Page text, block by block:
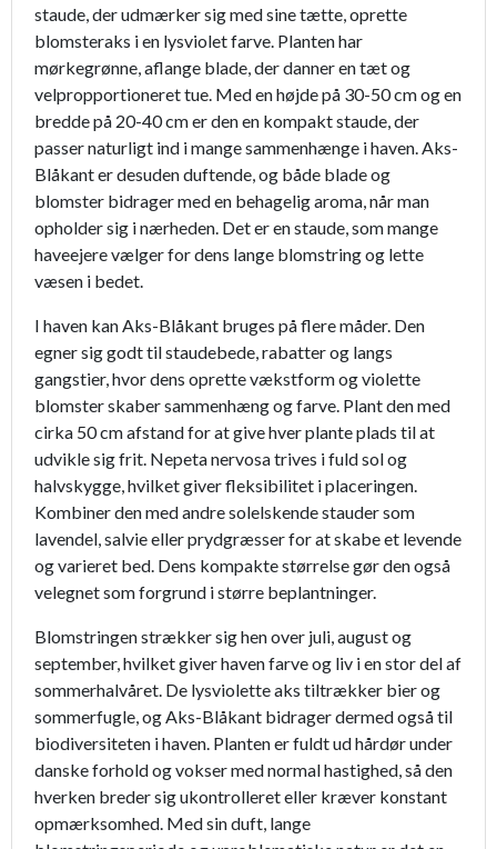
staude, der udmærker sig med sine tætte, oprette
blomsteraks i en lysviolet farve. Planten har
mørkegrønne, aflange blade, der danner en tæt og
velpropportioneret tue. Med en højde på 30-50 cm og en
bredde på 20-40 cm er den en kompakt staude, der
passer naturligt ind i mange sammenhænge i haven. Aks-
Blåkant er desuden duftende, og både blade og
blomster bidrager med en behagelig aroma, når man
opholder sig i nærheden. Det er en staude, som mange
haveejere vælger for dens lange blomstring og lette
væsen i bedet.
I haven kan Aks-Blåkant bruges på flere måder. Den
egner sig godt til staudebede, rabatter og langs
gangstier, hvor dens oprette vækstform og violette
blomster skaber sammenhæng og farve. Plant den med
cirka 50 cm afstand for at give hver plante plads til at
udvikle sig frit. Nepeta nervosa trives i fuld sol og
halvskygge, hvilket giver fleksibilitet i placeringen.
Kombiner den med andre solelskende stauder som
lavendel, salvie eller prydgræsser for at skabe et levende
og varieret bed. Dens kompakte størrelse gør den også
velegnet som forgrund i større beplantninger.
Blomstringen strækker sig hen over juli, august og
september, hvilket giver haven farve og liv i en stor del af
sommerhalvåret. De lysviolette aks tiltrækker bier og
sommerfugle, og Aks-Blåkant bidrager dermed også til
biodiversiteten i haven. Planten er fuldt ud hårdør under
danske forhold og vokser med normal hastighed, så den
hverken breder sig ukontrolleret eller kræver konstant
opmærksomhed. Med sin duft, lange